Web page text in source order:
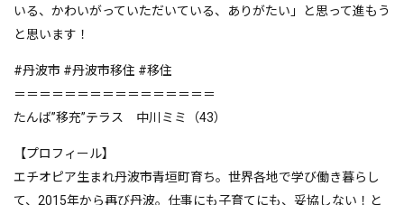
いる、かわいがっていただいている、ありがたい」と思って進もう
と思います！
#丹波市 #丹波市移住 #移住
＝＝＝＝＝＝＝＝＝＝＝＝＝＝＝＝
たんば”移充”テラス 中川ミミ（43）
【プロフィール】
エチオピア生まれ丹波市青垣町育ち。世界各地で学び働き暮らし
て、2015年から再び丹波。仕事にも子育てにも、妥協しない！と